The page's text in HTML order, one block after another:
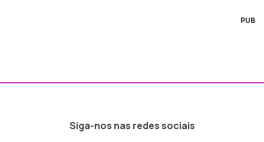
PUB
Siga-nos nas redes sociais